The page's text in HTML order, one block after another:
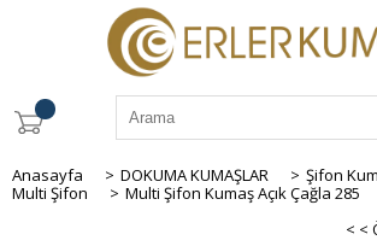
Anasayfa > DOKUMA KUMAŞLAR > Şifon
Multi Şifon
> Multi Şifon Kumaş Açık Çağla 285
< <